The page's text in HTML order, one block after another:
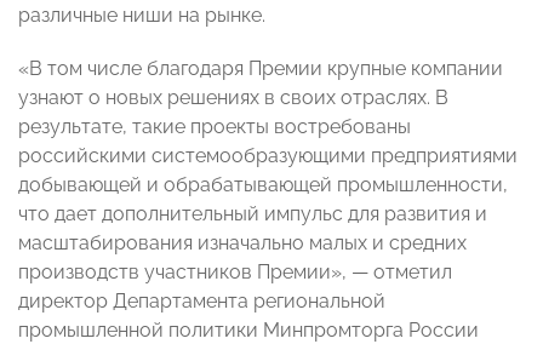
различные ниши на рынке.
«В том числе благодаря Премии крупные компании
узнают о новых решениях в своих отраслях. В
результате, такие проекты востребованы
российскими системообразующими предприятиями
добывающей и обрабатывающей промышленности,
что дает дополнительный импульс для развития и
масштабирования изначально малых и средних
производств участников Премии», — отметил
директор Департамента региональной
промышленной политики Минпромторга России